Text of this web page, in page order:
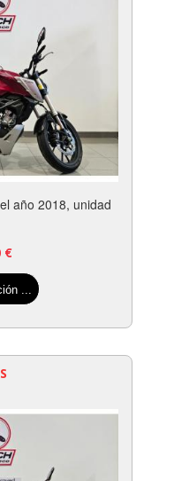
año 2018, unidad
€
...